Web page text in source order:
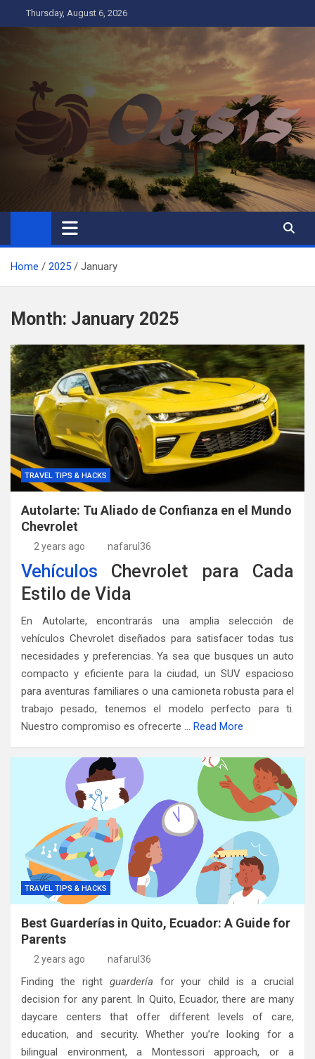
to
Thursday, August 6, 2026
Oasis
Business
Home 2025 January
Month: January 2025
TRAVEL TIPS & HACKS
Autolarte: Tu Aliado de Confianza en el Mundo
Chevrolet
2 years ago nafarul36
Vehículos Chevrolet para Cada
Estilo de Vida
En Autolarte, encontrarás una amplia selección de
vehículos Chevrolet diseñados para satisfacer todas tus
necesidades y preferencias. Ya sea que busques un auto
compacto y eficiente para la ciudad, un SUV espacioso
para aventuras familiares o una camioneta robusta para el
trabajo pesado, tenemos el modelo perfecto para ti.
Nuestro compromiso es ofrecerte … Read More
TRAVEL TIPS & HACKS
Best Guarderías in Quito, Ecuador: A Guide for
Parents
2 years ago nafarul36
Finding the right guardería for your child is a crucial
decision for any parent. In Quito, Ecuador, there are many
daycare centers that offer different levels of care,
education, and security. Whether you’re looking for a
bilingual environment, a Montessori approach, or a